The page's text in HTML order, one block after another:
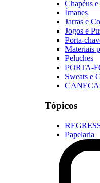
Chapéus
Ímanes
Jarras e
Jogos e
Porta-
Materiais
Peluches
PORTA-
Sweats e
Tópicos
Papelaria